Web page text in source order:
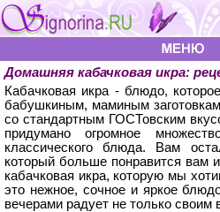
Домашняя кабачковая икра:
Кабачковая икра - блюдо,
бабушкиным, маминым
со стандартным ГОСТовским
придумано огромное
классического блюда. Вам
который больше понравится вам
кабачковая икра, которую мы
это нежное, сочное и яркое
вечерами радует не только своим